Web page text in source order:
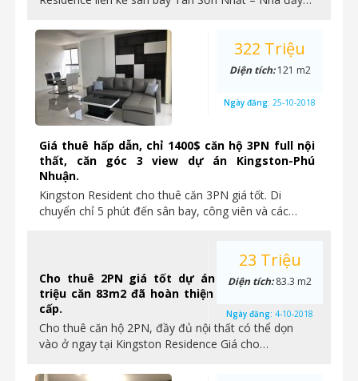
Giá thuê hấp dẫn, chỉ 1400$ căn hộ 3PN full nội
thất, căn góc 3 view dự án Kingston-Phú
Nhuận.
Kingston Resident cho thuê căn 3PN giá tốt. Di
chuyển chỉ 5 phút đến sân bay, công viên và các…
322 Triệu
Diện tích:121 m2
Ngày đăng: 25-10-2018
Cho thuê 2PN giá tốt dự án Kingston chỉ 23
triệu căn 83m2 đã hoàn thiện full nội thất cao
cấp.
Cho thuê căn hộ 2PN, đầy đủ nội thất có thể dọn
vào ở ngay tại Kingston Residence Giá cho…
23 Triệu
Diện tích:83.3 m2
Ngày đăng: 4-10-2018